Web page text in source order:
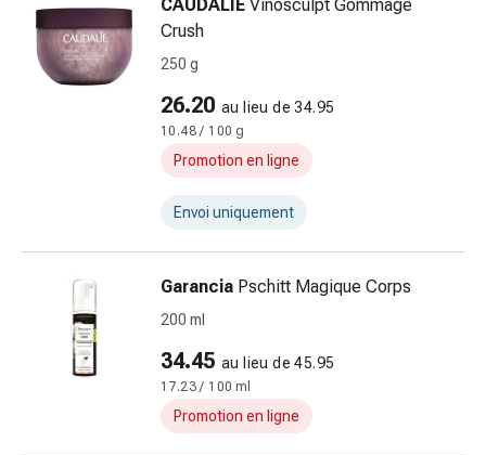
Compresses
pliées
Pansements
doigts
Sparadraps
compression
Pansements
adhésifs
rubans
CAUDALIE Vinosculpt Gommage
Crush
250 g
26.20 au lieu de 34.95
10.48 / 100 g
Promotion en ligne
Envoi uniquement
Garancia Pschitt Magique Corps
200 ml
34.45 au lieu de 45.95
17.23 / 100 ml
Promotion en ligne